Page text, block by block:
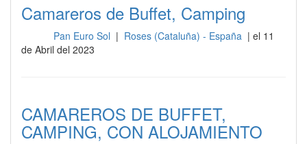
Camareros de Buffet, Camping
Pan Euro Sol | Roses (Cataluña) - España | el 11
de Abril del 2023
CAMAREROS DE BUFFET,
CAMPING, CON ALOJAMIENTO